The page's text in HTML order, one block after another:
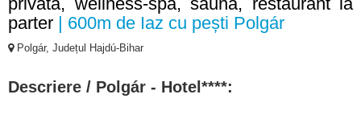
parter | 600m de Iaz cu pești Polgár
Polgár, Județul Hajdú-Bihar
Descriere / Polgár - Hotel****: